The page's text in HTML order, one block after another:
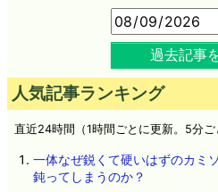
過去記事
人気記事ランキング
直近24時間（1時間ごとに更新。5分ご
一体なぜ鋭くて硬いはずのカミ
鈍ってしまうのか？